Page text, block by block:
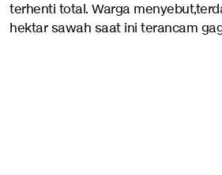
terhenti total. Warga
hektar sawah saat ini terancam